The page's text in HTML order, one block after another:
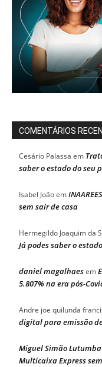
COMENTÁRIOS
Cesário Palassa em
saber o estado do seu
Isabel Joãoem
sem sair de casa
Hermegildo Joaquim da
Já podes saber o
daniel magalhaesem
5.807% na era pós-
Andre joe quilunda
digital para emissão
Miguel Simão Lutumba
Multicaixa Express